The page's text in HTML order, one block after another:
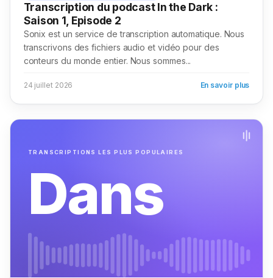
Transcription du podcast In the Dark :
Saison 1, Episode 2
Sonix est un service de transcription automatique. Nous
transcrivons des fichiers audio et vidéo pour des
conteurs du monde entier. Nous sommes...
24 juillet 2026 En savoir plus
TRANSCRIPTIONS LES PLUS POPULAIRES
Dans